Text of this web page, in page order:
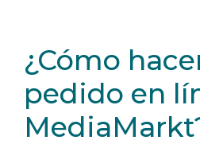
¿Cómo
pedido en